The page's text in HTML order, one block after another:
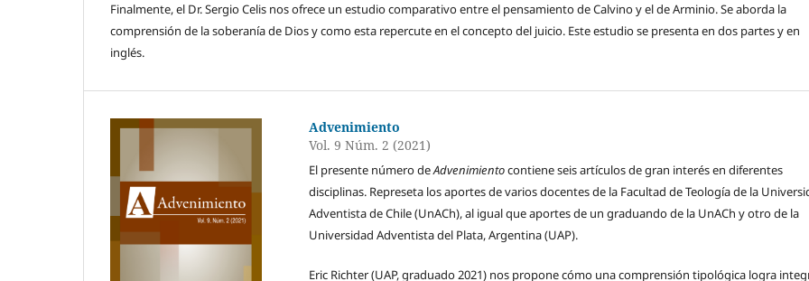
Finalmente, el Dr. Sergio Celis nos ofrece un estudio comparativo entre el pensamiento de Calvino y el de Arminio. Se aborda la
comprensión de la soberanía de Dios y como esta repercute en el concepto del juicio. Este estudio se presenta en dos partes y en
inglés.
Advenimiento
Vol. 9 Núm. 2 (2021)
El presente número deAdvenimientocontiene seis artículos de gran interés en diferentes
disciplinas. Represeta los aportes de varios docentes de la Facultad de Teología de la
Adventista de Chile (UnACh), al igual que aportes de un graduando de la UnACh y otro de la
Universidad Adventista del Plata, Argentina (UAP).
Eric Richter (UAP, graduado 2021) nos propone cómo una comprensión tipológica logra